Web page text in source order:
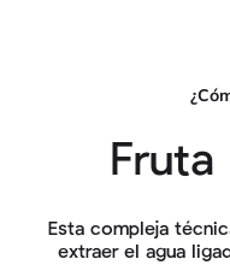
Fruta
Esta compleja
extraer el agua